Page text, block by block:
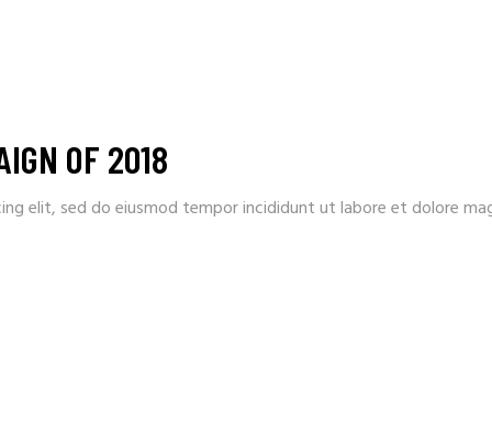
OF 2018
elit, sed do eiusmod tempor incididunt ut labore et dolore